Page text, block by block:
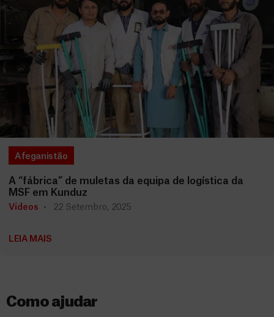
Afeganistão
A “fábrica” de muletas da equipa de logística da
MSF em Kunduz
Vídeos 22 Setembro, 2025
LEIA MAIS
Como ajudar